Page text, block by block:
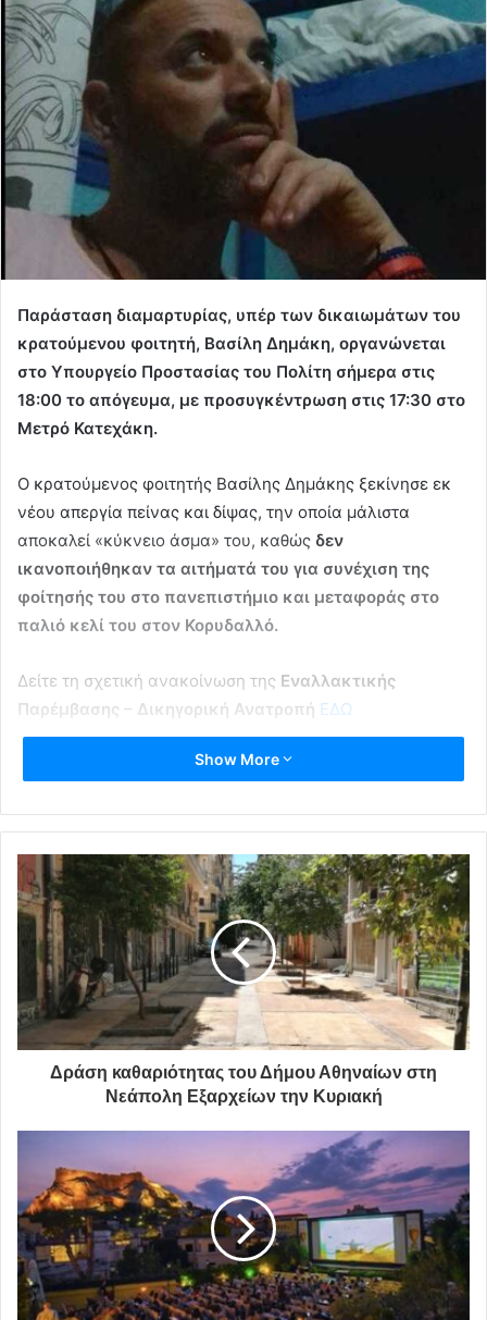
Παράσταση διαμαρτυρίας, υπέρ των δικαιωμάτων του
κρατούμενου φοιτητή, Βασίλη Δημάκη, οργανώνεται
στο Υπουργείο Προστασίας του Πολίτη σήμερα στις
18:00 το απόγευμα, με προσυγκέντρωση στις 17:30 στο
Μετρό Κατεχάκη.
Ο κρατούμενος φοιτητής Βασίλης Δημάκης ξεκίνησε εκ
νέου απεργία πείνας και δίψας, την οποία μάλιστα
αποκαλεί «κύκνειο άσμα» του, καθώς δεν
ικανοποιήθηκαν τα αιτήματά του για συνέχιση της
φοίτησής του στο πανεπιστήμιο και μεταφοράς στο
παλιό κελί του στον Κορυδαλλό.
Δείτε τη σχετική ανακοίνωση της Εναλλακτικής
Παρέμβασης – Δικηγορική Ανατροπή ΕΔΩ
Το κάλεσμα από την ομάδαSupport Art Workers-
Ο Βασίλης Δημάκης, είναι φοιτητής στο Τμήμα Πολιτικής
Επιστήμης και Δημόσιας Διοίκησης της Σχολής
Οικονομικών και Πολιτικών Επιστημών του ΕΚΠΑ από το
ακαδημαϊκό έτος 2017-2018, ο οποίος όντας
Show More
Δράση καθαριότητας του Δήμου Αθηναίων στη
Νεάπολη Εξαρχείων την Κυριακή